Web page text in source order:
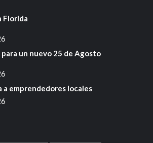
Florida
un nuevo 25 de Agosto
a emprendedores locales